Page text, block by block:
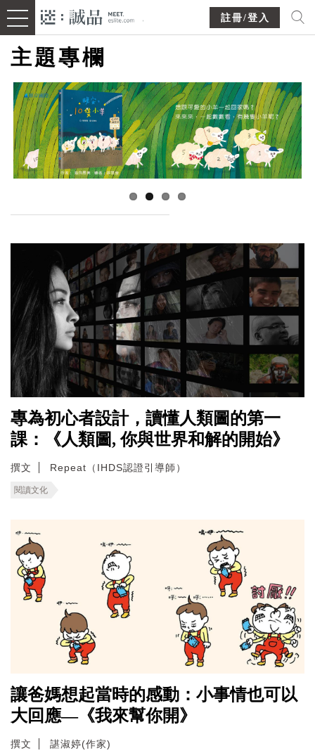
註冊/登入
主題專欄
專為初心者設計，讀懂人類圖的第一
課：《人類圖, 你與世界和解的開始》
撰文 Repeat（IHDS認證引導師）
閱讀文化
讓爸媽想起當時的感動：小事情也可以
大回應—《我來幫你開》
撰文 諶淑婷(作家)